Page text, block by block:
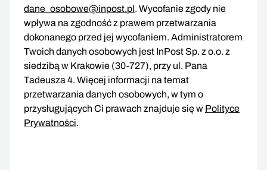
dane_osobowe@inpost.pl. Wycofanie zgody nie
wpływa na zgodność z prawem przetwarzania
dokonanego przed jej wycofaniem. Administratorem
Twoich danych osobowych jest InPost Sp. z o.o. z
siedzibą w Krakowie (30-727), przy ul. Pana
Tadeusza 4. Więcej informacji na temat
przetwarzania danych osobowych, w tym o
przysługujących Ci prawach znajduje się w Polityce
Prywatności.